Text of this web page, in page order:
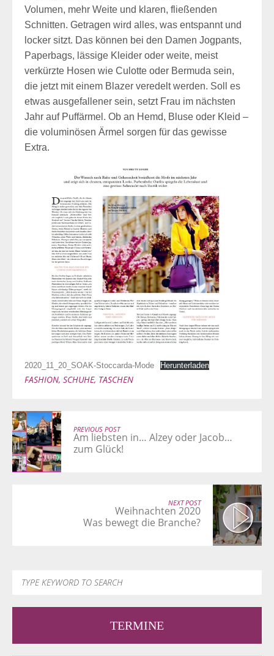
Volumen, mehr Weite und klaren, fließenden
Schnitten. Getragen wird alles, was entspannt und
locker sitzt. Das können bei den Damen Jogpants,
Paperbags, lässige Kleider oder weite, meist
verkürzte Hosen wie Culotte oder Bermuda sein,
die jetzt mit einem Blazer veredelt werden. Soll es
etwas ausgefallener sein, setzt Frau im nächsten
Jahr auf Puffärmel. Ob an Hemd, Bluse oder Kleid –
die voluminösen Ärmel sorgen für das gewisse
Extra.
2020_11_20_SOAK-Stoccarda-Mode Herunterladen
FASHION, SCHUHE, TASCHEN
PREVIOUS POST
Am liebsten in… Alzey oder Jacob…
zum Glück!
NEXT POST
Weihnachten 2020
Was bewegt die Branche?
TERMINE